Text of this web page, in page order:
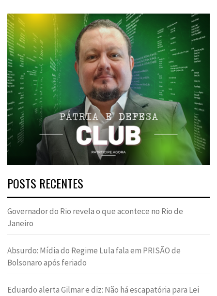
POSTS RECENTES
Governador do Rio revela o que acontece no Rio de
Janeiro
Absurdo: Mídia do Regime Lula fala em PRISÃO de
Bolsonaro após feriado
Eduardo alerta Gilmar e diz: Não há escapatória para Lei